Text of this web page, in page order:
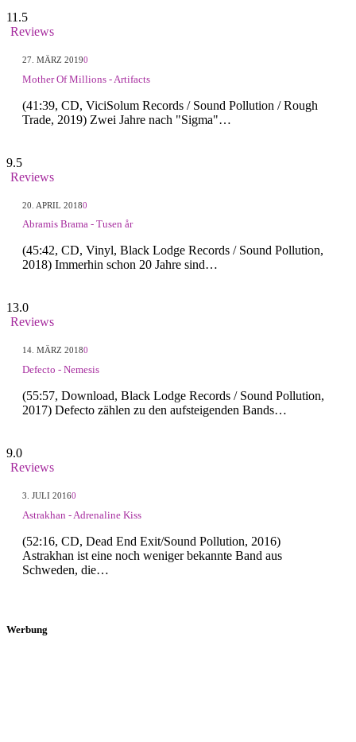
11.5
Reviews
27. MÄRZ 20190
Mother Of Millions - Artifacts
(41:39, CD, ViciSolum Records / Sound Pollution / Rough
Trade, 2019) Zwei Jahre nach "Sigma"…
9.5
Reviews
20. APRIL 20180
Abramis Brama - Tusen år
(45:42, CD, Vinyl, Black Lodge Records / Sound Pollution,
2018) Immerhin schon 20 Jahre sind…
13.0
Reviews
14. MÄRZ 20180
Defecto - Nemesis
(55:57, Download, Black Lodge Records / Sound Pollution,
2017) Defecto zählen zu den aufsteigenden Bands…
9.0
Reviews
3. JULI 20160
Astrakhan - Adrenaline Kiss
(52:16, CD, Dead End Exit/Sound Pollution, 2016)
Astrakhan ist eine noch weniger bekannte Band aus
Schweden, die…
Werbung